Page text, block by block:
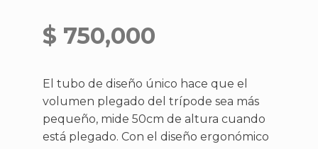
$ 750,000
El tubo de diseño único hace que el
volumen plegado del trípode sea más
pequeño, mide 50cm de altura cuando
está plegado. Con el diseño ergonómico